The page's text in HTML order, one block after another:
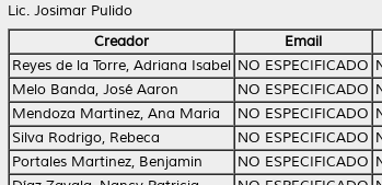
Lic. Josimar Pulido
Creador Email
Reyes de la Torre, Adriana Isabel NO ESPECIFICADO
Melo Banda, José Aaron
NO ESPECIFICADO
Mendoza Martinez, Ana Maria
NO ESPECIFICADO
Silva Rodrigo, Rebeca
NO ESPECIFICADO
Portales Martinez, Benjamin
NO ESPECIFICADO